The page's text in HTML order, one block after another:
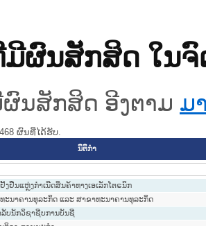
ມີຜົນສັກສິດ ໃນ
ນສັກສິດ ອີງຕາມ ມ
ຜົນທີ່ໄດ້ຮັບ.
ນິຕິກໍາ
ຢືນແຫຼ່ງກຳເນີດສິນຄ້າທາງເອເລັກໂຕຣນິກ
ະ​ນາ​ຄານ​ທຸ​ລະ​ກິດ ແລະ ສາ​ຂາ​ທະ​ນາ​ຄານ​ທຸ​ລະ​ກິດ
ບນັກວິຊາຊີບການບັນຊີ